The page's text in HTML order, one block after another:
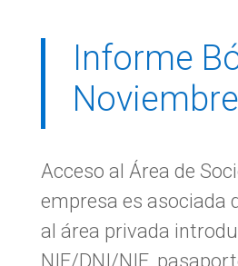
Informe
Acceso al Área de
empresa es asociada
al área privada
NIF/DNI/NIE,